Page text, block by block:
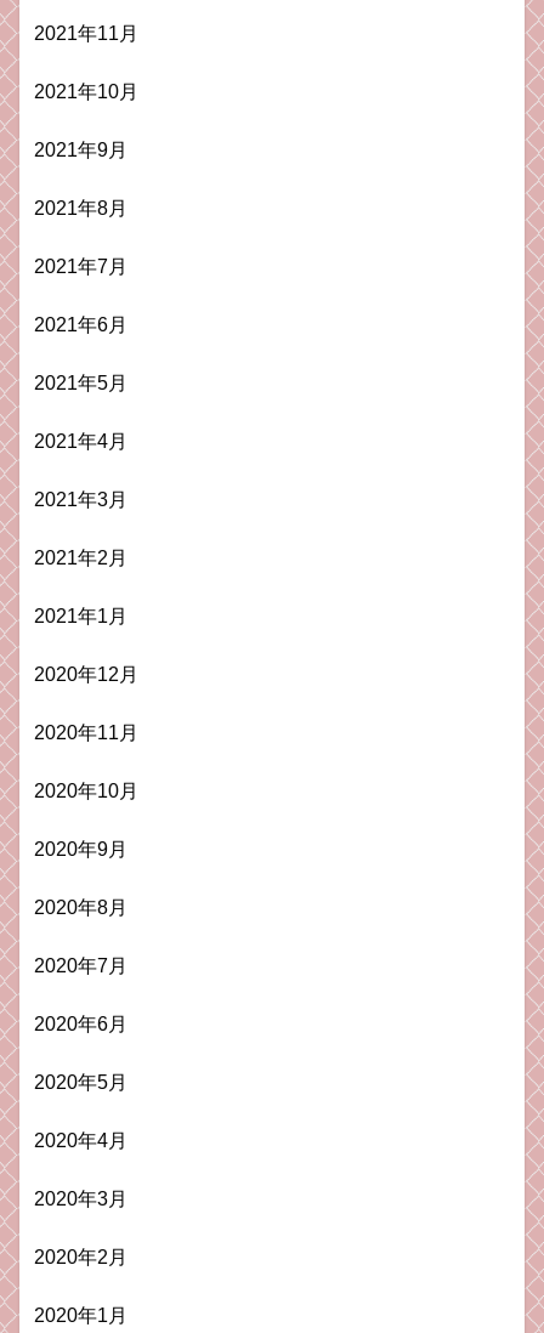
2021年11月
2021年10月
2021年9月
2021年8月
2021年7月
2021年6月
2021年5月
2021年4月
2021年3月
2021年2月
2021年1月
2020年12月
2020年11月
2020年10月
2020年9月
2020年8月
2020年7月
2020年6月
2020年5月
2020年4月
2020年3月
2020年2月
2020年1月